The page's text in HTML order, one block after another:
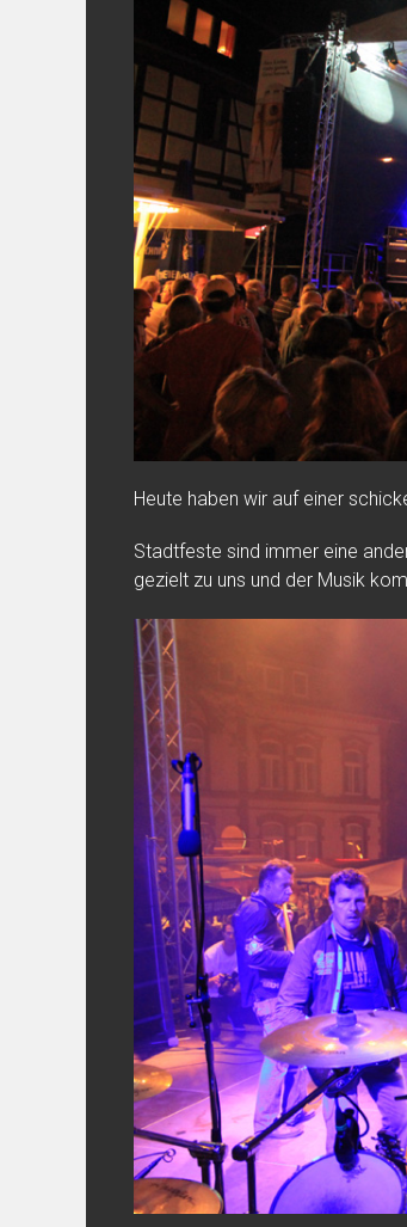
Heute haben wir auf einer
Stadtfeste sind immer eine
gezielt zu uns und der Musik